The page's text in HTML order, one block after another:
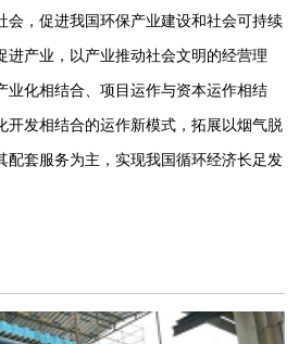
，促进我国环保产业建设和社会可持续
进产业，以产业推动社会文明的经营理
业化相结合、项目运作与资本运作相结
开发相结合的运作新模式，拓展以烟气脱
配套服务为主，实现我国循环经济长足发